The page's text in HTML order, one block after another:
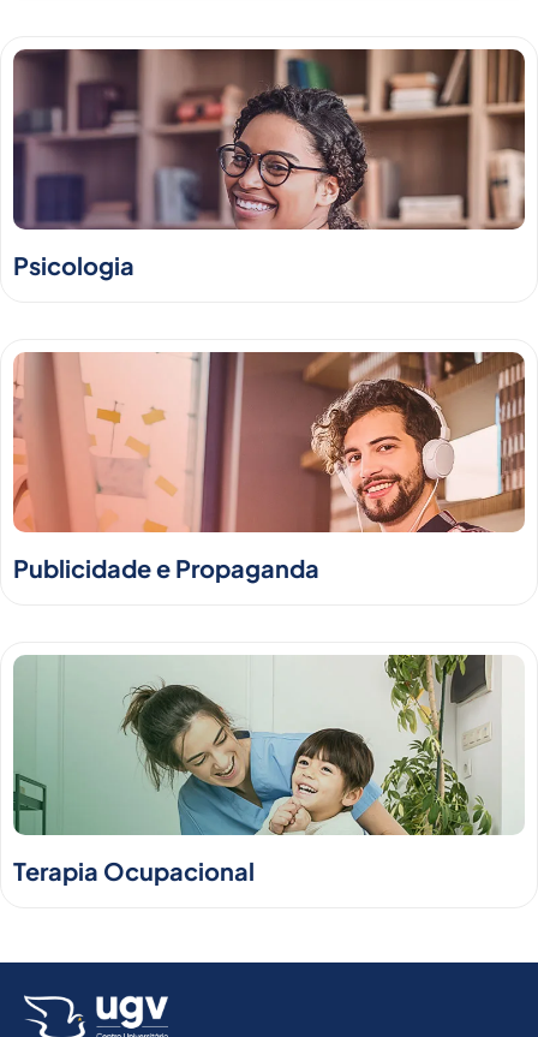
Psicologia
Publicidade e Propaganda
Terapia Ocupacional